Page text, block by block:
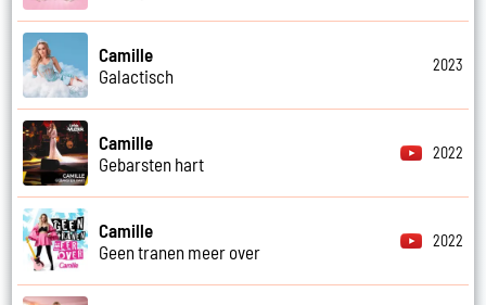
Camille
Galactisch
2023
Camille
Gebarsten hart
2022
Camille
Geen tranen meer over
2022